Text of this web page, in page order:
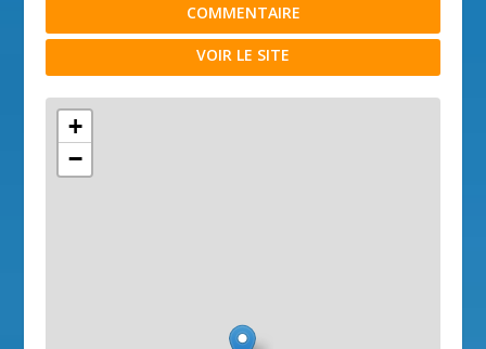
COMMENTAIRE
VOIR LE SITE
+
−